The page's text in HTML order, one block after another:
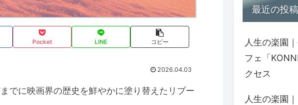
Pocket LINE コピー
2026.04.03
でに映画界の歴史を鮮やかに塗り替えたリブー
最近の投稿
人生の楽園
フェ「
クセス
人生の楽園